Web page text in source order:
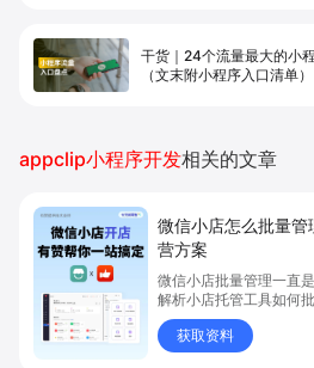
干货｜24个流量最大的小
（文末附小程序入口清单）
appclip小程序开发相关的文章
微信小店怎么批量
营方案
微信小店批量管理一直
解析小店托管工具如何
多账号微信小店。通过
销玩法，全面提升门店
量管理、高效托管的实用
获取资料